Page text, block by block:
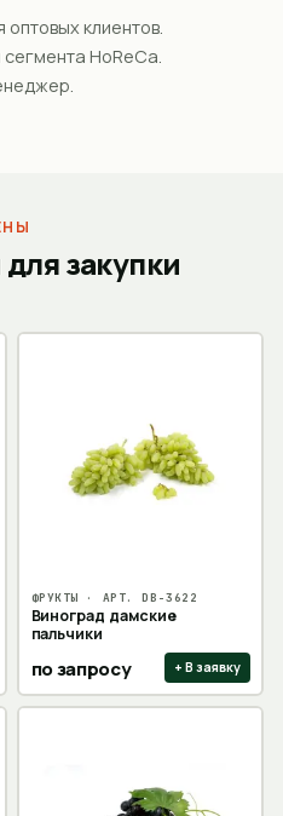
клиентов.
HoReCa.
закупки
ФРУКТЫ · АРТ.DB-3622
Виноград дамские
пальчики
по запросу + В заявку